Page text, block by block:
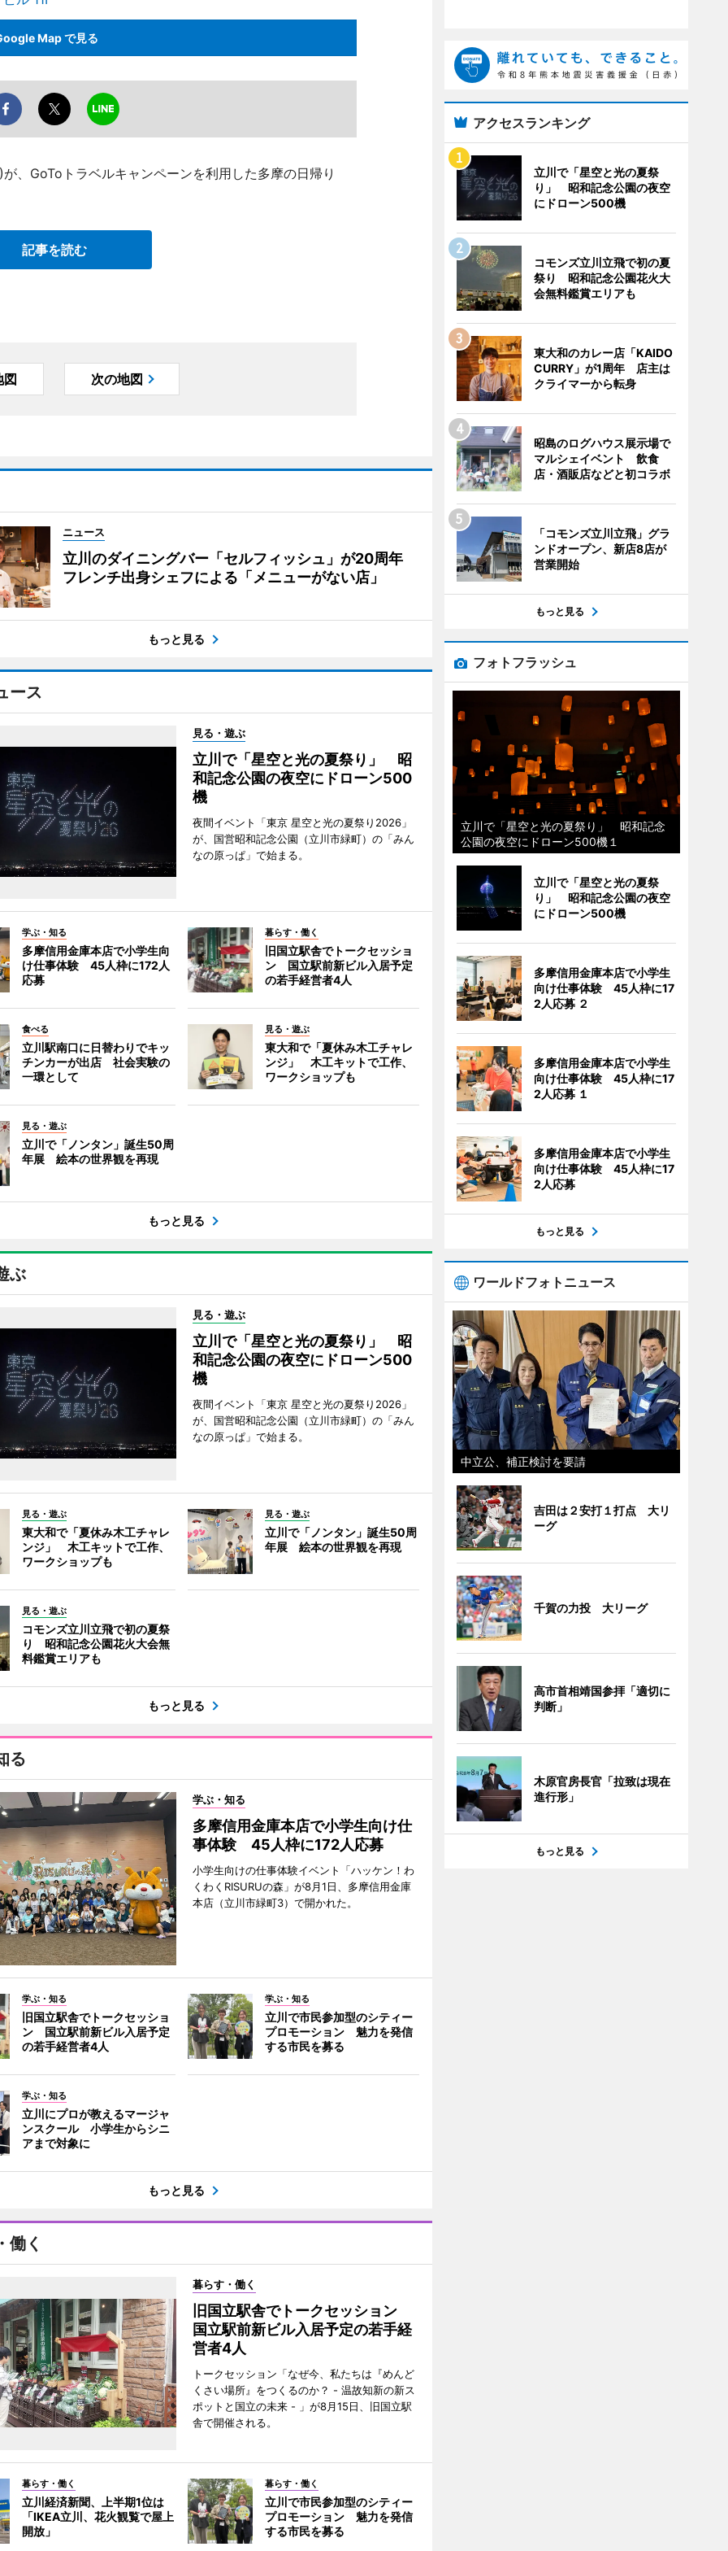
Map で見る
、GoToトラベルキャンペーンを利用した多摩の日帰り
記事を読む
図 次の地図
ニュース
立川のダイニングバー「セルフィッシュ」が20周年
フレンチ出身シェフによる「メニューがない店」
もっと見る
ース
見る・遊ぶ
立川で「星空と光の夏祭り」 昭
和記念公園の夜空にドローン500
機
夜間イベント「東京 星空と光の夏祭り2026」
が、国営昭和記念公園（立川市緑町）の「みん
なの原っぱ」で始まる。
学ぶ・知る
多摩信用金庫本店で小学生向
け仕事体験 45人枠に172人
応募
暮らす・働く
旧国立駅舎でトークセッショ
ン 国立駅前新ビル入居予定
の若手経営者4人
食べる
立川駅南口に日替わりでキッ
チンカーが出店 社会実験の
一環として
見る・遊ぶ
東大和で「夏休み木工チャレ
ンジ」 木工キットで工作、
ワークショップも
見る・遊ぶ
立川で「ノンタン」誕生50周
年展 絵本の世界観を再現
もっと見る
ぶ
見る・遊ぶ
立川で「星空と光の夏祭り」 昭
和記念公園の夜空にドローン500
機
夜間イベント「東京 星空と光の夏祭り2026」
が、国営昭和記念公園（立川市緑町）の「みん
なの原っぱ」で始まる。
見る・遊ぶ
東大和で「夏休み木工チャレ
ンジ」 木工キットで工作、
ワークショップも
見る・遊ぶ
立川で「ノンタン」誕生50周
年展 絵本の世界観を再現
見る・遊ぶ
コモンズ立川立飛で初の夏祭
り 昭和記念公園花火大会無
料鑑賞エリアも
もっと見る
る
学ぶ・知る
多摩信用金庫本店で小学生向け仕
事体験 45人枠に172人応募
小学生向けの仕事体験イベント「ハッケン！わ
くわくRISURUの森」が8月1日、多摩信用金庫
本店（立川市緑町3）で開かれた。
学ぶ・知る
旧国立駅舎でトークセッショ
ン 国立駅前新ビル入居予定
の若手経営者4人
学ぶ・知る
立川で市民参加型のシティー
プロモーション 魅力を発信
する市民を募る
学ぶ・知る
立川にプロが教えるマージャ
ンスクール 小学生からシニ
アまで対象に
もっと見る
働く
暮らす・働く
旧国立駅舎でトークセッション
国立駅前新ビル入居予定の若手経
営者4人
トークセッション「なぜ今、私たちは『めんど
くさい場所』をつくるのか？ - 温故知新の新ス
ポットと国立の未来 - 」が8月15日、旧国立駅
舎で開催される。
暮らす・働く
立川経済新聞、上半期1位は
「IKEA立川、花火観覧で屋上
開放」
暮らす・働く
立川で市民参加型のシティー
プロモーション 魅力を発信
する市民を募る
アクセスランキング
立川で「星空と光の夏祭
り」 昭和記念公園の夜空
にドローン500機
コモンズ立川立飛で初の夏
祭り 昭和記念公園花火大
会無料鑑賞エリアも
東大和のカレー店「KAIDO
CURRY」が1周年 店主は
クライマーから転身
昭島のログハウス展示場で
マルシェイベント 飲食
店・酒販店などと初コラボ
「コモンズ立川立飛」グラ
ンドオープン、新店8店が
営業開始
もっと見る
フォトフラッシュ
立川で「星空と光の夏祭り」 昭和記念
公園の夜空にドローン500機１
立川で「星空と光の夏祭
り」 昭和記念公園の夜空
にドローン500機
多摩信用金庫本店で小学生
向け仕事体験 45人枠に17
2人応募 ２
多摩信用金庫本店で小学生
向け仕事体験 45人枠に17
2人応募 １
多摩信用金庫本店で小学生
向け仕事体験 45人枠に17
2人応募
もっと見る
ワールドフォトニュース
中立公、補正検討を要請
吉田は２安打１打点 大リ
ーグ
千賀の力投 大リーグ
高市首相靖国参拝「適切に
判断」
木原官房長官「拉致は現在
進行形」
もっと見る